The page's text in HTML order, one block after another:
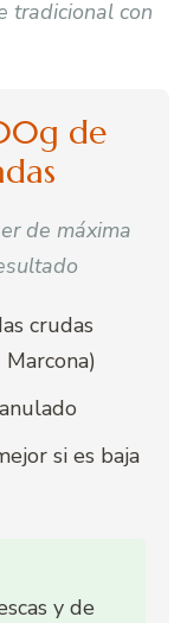
tradicional con
de
de máxima
crudas
si es baja
y de